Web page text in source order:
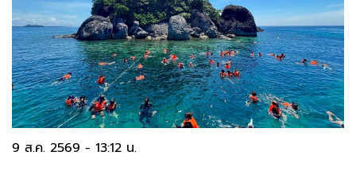
9 ส.ค. 2569 - 13:12 น.